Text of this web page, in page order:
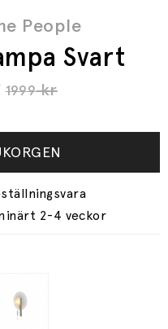
People
Svart
1999kr
2-4 veckor